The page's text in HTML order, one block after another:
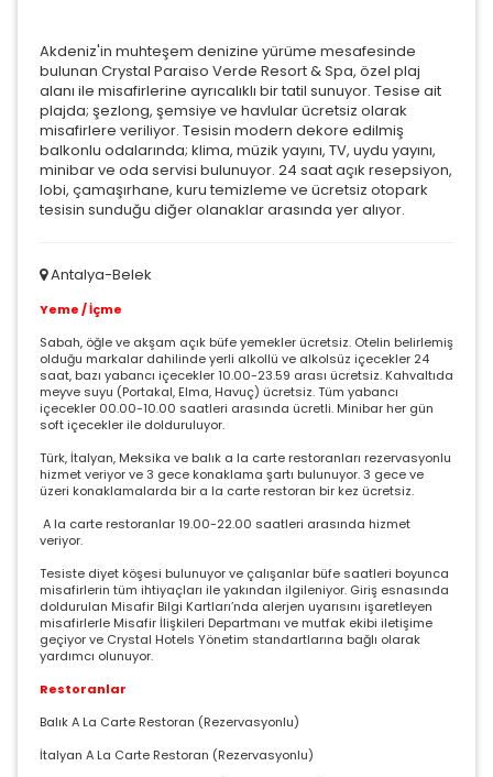
Akdeniz'in muhteşem denizine yürüme mesafesinde
bulunan Crystal Paraiso Verde Resort & Spa, özel plaj
alanı ile misafirlerine ayrıcalıklı bir tatil sunuyor. Tesise ait
plajda; şezlong, şemsiye ve havlular ücretsiz olarak
misafirlere veriliyor. Tesisin modern dekore edilmiş
balkonlu odalarında; klima, müzik yayını, TV, uydu yayını,
minibar ve oda servisi bulunuyor. 24 saat açık resepsiyon,
lobi, çamaşırhane, kuru temizleme ve ücretsiz otopark
tesisin sunduğu diğer olanaklar arasında yer alıyor.
Antalya-Belek
Yeme / İçme
Sabah, öğle ve akşam açık büfe yemekler ücretsiz. Otelin belirlemiş
olduğu markalar dahilinde yerli alkollü ve alkolsüz içecekler 24
saat, bazı yabancı içecekler 10.00-23.59 arası ücretsiz. Kahvaltıda
meyve suyu (Portakal, Elma, Havuç) ücretsiz. Tüm yabancı
içecekler 00.00-10.00 saatleri arasında ücretli. Minibar her gün
soft içecekler ile dolduruluyor.
Türk, İtalyan, Meksika ve balık a la carte restoranları rezervasyonlu
hizmet veriyor ve 3 gece konaklama şartı bulunuyor. 3 gece ve
üzeri konaklamalarda bir a la carte restoran bir kez ücretsiz.
A la carte restoranlar 19.00-22.00 saatleri arasında hizmet
veriyor.
Tesiste diyet köşesi bulunuyor ve çalışanlar büfe saatleri boyunca
misafirlerin tüm ihtiyaçları ile yakından ilgileniyor. Giriş esnasında
doldurulan Misafir Bilgi Kartları’nda alerjen uyarısını işaretleyen
misafirlerle Misafir İlişkileri Departmanı ve mutfak ekibi iletişime
geçiyor ve Crystal Hotels Yönetim standartlarına bağlı olarak
yardımcı olunuyor.
Restoranlar
Balık A La Carte Restoran (Rezervasyonlu)
İtalyan A La Carte Restoran (Rezervasyonlu)